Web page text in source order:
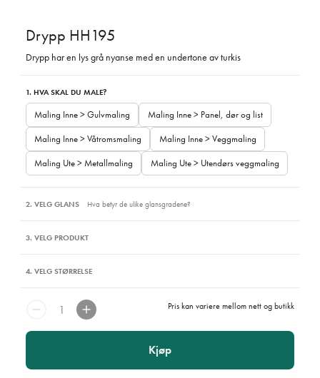
Drypp HH195
Drypp har en lys grå nyanse med en undertone av turkis
1. HVA SKAL DU MALE?
Maling Inne > Gulvmaling
Maling Inne > Panel, dør og list
Maling Inne > Våtromsmaling
Maling Inne > Veggmaling
Maling Ute > Metallmaling
Maling Ute > Utendørs veggmaling
2. VELG GLANS Hva betyr de ulike glansgradene?
3. VELG PRODUKT
4. VELG STØRRELSE
Pris kan variere mellom nett og butikk
Kjøp